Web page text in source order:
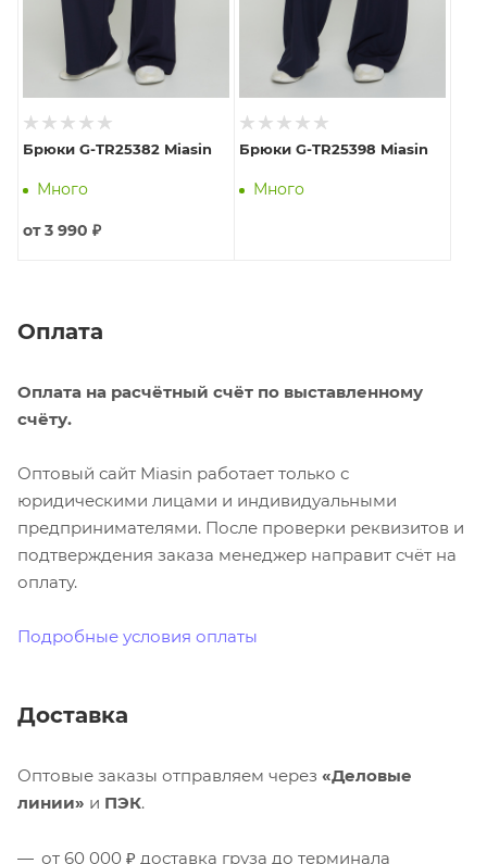
Брюки G-TR25382 Miasin
Много
от3 990 ₽
Брюки G-TR25398 Miasin
Много
Оплата
Оплата на расчётный счёт по выставленному
счёту.
Оптовый сайт Miasin работает только с
юридическими лицами и индивидуальными
предпринимателями. После проверки реквизитов и
подтверждения заказа менеджер направит счёт на
оплату.
Подробные условия оплаты
Доставка
Оптовые заказы отправляем через «Деловые
линии» и ПЭК.
от 60 000 ₽ доставка груза до терминала